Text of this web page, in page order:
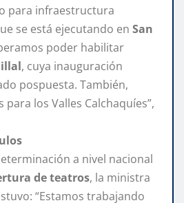
para infraestructura
se está ejecutando en San
poder habilitar
, cuya inauguración
pospuesta. También,
los Valles Calchaquíes”,
a nivel nacional
de teatros, la ministra
“Estamos trabajando